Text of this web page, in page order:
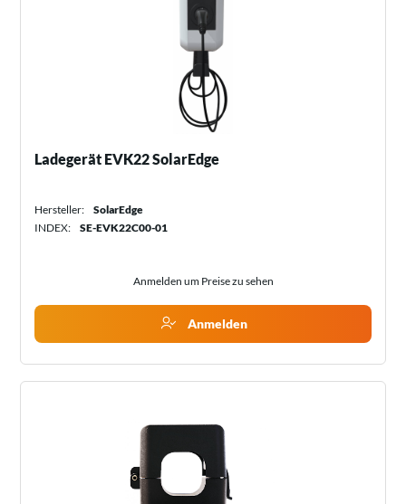
Ladegerät EVK22 SolarEdge
Hersteller:
SolarEdge
INDEX:
SE-EVK22C00-01
Anmelden um Preise zu sehen
Anmelden